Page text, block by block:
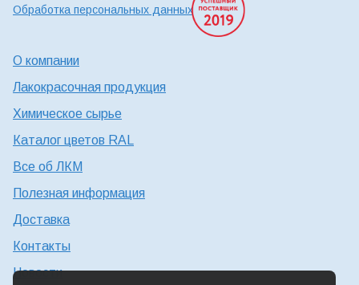
Обработка персональных данных
О компании
Лакокрасочная продукция
Химическое сырье
Каталог цветов RAL
Все об ЛКМ
Полезная информация
Доставка
Контакты
Новости